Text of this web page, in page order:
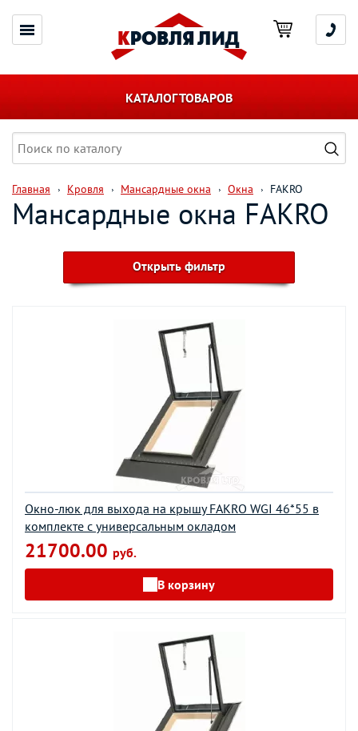
КАТАЛОГ ТОВАРОВ
Главная Кровля Мансардные окна Окна FAKRO
Мансардные окна FAKRO
Открыть фильтр
Окно-люк для выхода на крышу FAKRO WGI 46*55 в
комплекте с универсальным окладом
21700.00 руб.
В корзину